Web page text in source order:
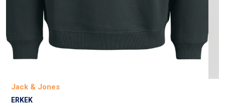
Jack & Jones
ERKEK
Tuğba
Converse
Jack & Jones